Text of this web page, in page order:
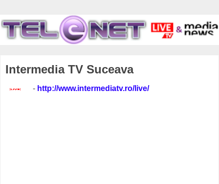
Intermedia TV Suceava
- http://www.intermediatv.ro/live/